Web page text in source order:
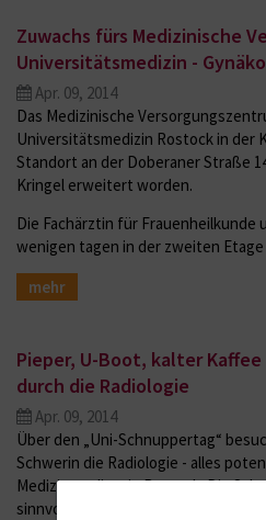
Zuwachs fürs Medizinische
Universitätsmedizin -
Apr. 09, 2014
Das Medizinische
Universitätsmedizin Rostock in der
Standort an der Doberaner Straße
Kringel erweitert worden.
Die Fachärztin für
wenigen tagen in der zweiten
mehr
Pieper, U-Boot, kalter
durch die Radiologie
Apr. 09, 2014
Über den „Uni-Schnuppertag“
Schwerin die Radiologie - alles
Medizinstudium in Rostock. Die
sinnvolle Zeitinvestition in Zeiten